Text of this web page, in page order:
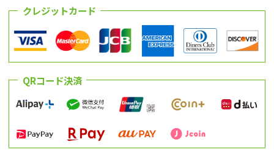
クレジットカード
QRコード決済